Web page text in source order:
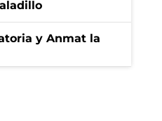
y Anmat la